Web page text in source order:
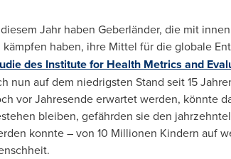
Jahr haben Geberländer, die mit
kämpfen haben, ihre Mittel für die globale
des Institute for Health Metrics and
nun auf dem niedrigsten Stand seit 15
vor Jahresende erwartet werden, könnte
bleiben, gefährden sie den
konnte – von 10 Millionen Kindern auf